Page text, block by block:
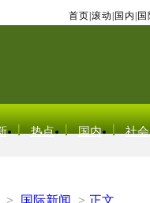
首页 滚动 国内 国
热点 国内 社会
> 国际新闻 > 正文